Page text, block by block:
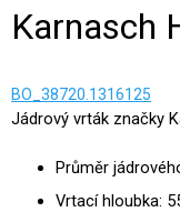
Karnasch
BO_38720.1316125
Jádrový vrták značky
Průměr
Vrtací hloubka: